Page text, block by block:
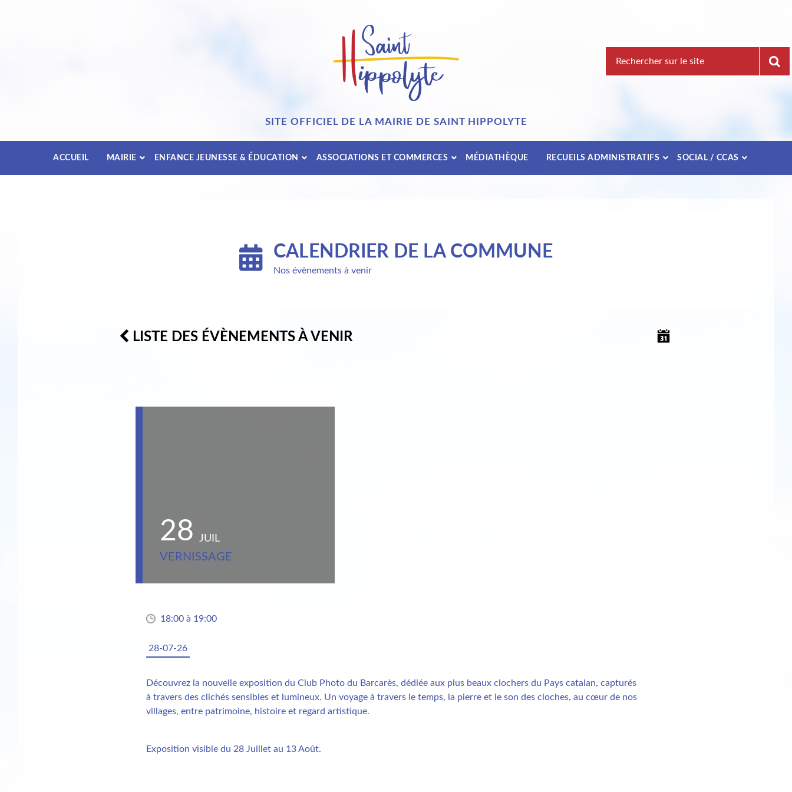
pour
SITE OFFICIEL DE LA MAIRIE DE SAINT HIPPOLYTE
ACCUEIL MAIRIE ENFANCE JEUNESSE & ÉDUCATION ASSOCIATIONS ET COMMERCES MÉDIATHÈQUE RECUEILS ADMINISTRATIFS SOCIAL / CCAS
CALENDRIER DE LA COMMUNE
Nos évènements à venir
LISTE DES ÉVÈNEMENTS À VENIR
28 JUIL
VERNISSAGE
18:00 à 19:00
28-07-26
Découvrez la nouvelle exposition du Club Photo du Barcarès, dédiée aux plus beaux clochers du Pays catalan, capturés
à travers des clichés sensibles et lumineux. Un voyage à travers le temps, la pierre et le son des cloches, au cœur de nos
villages, entre patrimoine, histoire et regard artistique.
Exposition visible du 28 Juillet au 13 Août.